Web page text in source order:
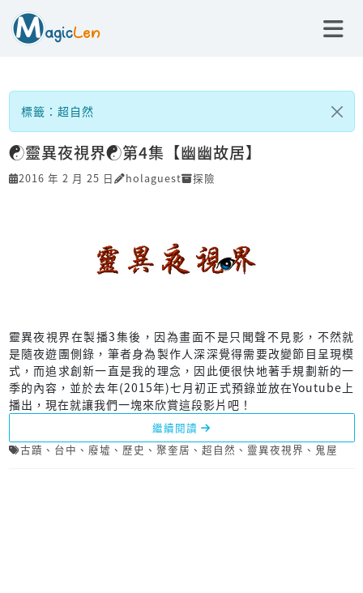
標籤：超自然
☯靈異夜視界☯第4集【幽幽故居】
2016 年 2 月 25 日 holaguest 探險
靈異夜視界在製播3集後，因為畫面不是只聞聲不見影，不然就
是隨夜遊團側錄，筆者身為製作人深深覺得需要改變節目呈現模
式，而追求創新一直是我的理念，因此便很快地著手規劃新的一
季的內容，並於去年(2015年)七月初正式預錄並放在Youtube上
播出，現在就讓我們一塊來欣賞這段影片吧！
繼續閱讀
古蹟 、 台中 、 廢墟 、 歷史 、 聚奎居 、 超自然 、 靈異夜視界 、 鬼屋